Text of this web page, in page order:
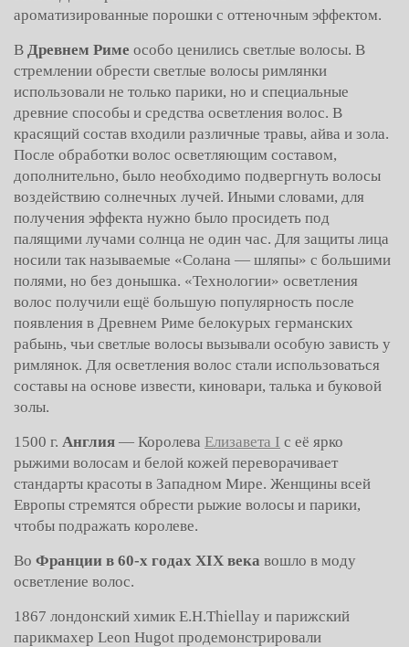
ароматизированные порошки с оттеночным эффектом.
В Древнем Риме особо ценились светлые волосы. В
стремлении обрести светлые волосы римлянки
использовали не только парики, но и специальные
древние способы и средства осветления волос. В
красящий состав входили различные травы, айва и зола.
После обработки волос осветляющим составом,
дополнительно, было необходимо подвергнуть волосы
воздействию солнечных лучей. Иными словами, для
получения эффекта нужно было просидеть под
палящими лучами солнца не один час. Для защиты лица
носили так называемые «Солана — шляпы» с большими
полями, но без донышка. «Технологии» осветления
волос получили ещё большую популярность после
появления в Древнем Риме белокурых германских
рабынь, чьи светлые волосы вызывали особую зависть у
римлянок. Для осветления волос стали использоваться
составы на основе извести, киновари, талька и буковой
золы.
1500 г. Англия — Королева Елизавета I с её ярко
рыжими волосам и белой кожей переворачивает
стандарты красоты в Западном Мире. Женщины всей
Европы стремятся обрести рыжие волосы и парики,
чтобы подражать королеве.
Во Франции в 60-х годах XIX века вошло в моду
осветление волос.
1867 лондонский химик E.H.Thiellay и парижский
парикмахер Leon Hugot продемонстрировали